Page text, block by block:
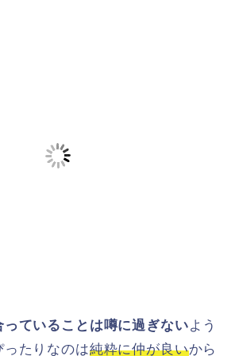
っていることは噂に過ぎないよう
たりなのは純粋に仲が良いから